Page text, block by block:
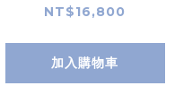
紋楓木+紅松面板 桃花
行吉他 鳥吉他 附原廠
豪華加厚琴袋
NT$16,800
加入購物車